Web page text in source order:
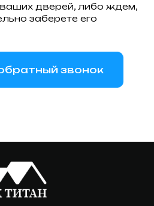
дверей, либо ждем,
заберете его
звонок